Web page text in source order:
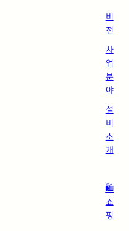
비
전
사
업
분
야
설
비
소
개
🛍️
쇼
핑